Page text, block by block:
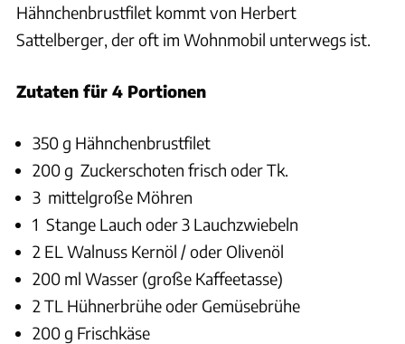
Hähnchenbrustfilet kommt von Herbert
Sattelberger, der oft im Wohnmobil unterwegs ist.
Zutaten für 4 Portionen
350 g Hähnchenbrustfilet
200 g Zuckerschoten frisch oder Tk.
3 mittelgroße Möhren
1 Stange Lauch oder 3 Lauchzwiebeln
2 EL Walnuss Kernöl / oder Olivenöl
200 ml Wasser (große Kaffeetasse)
2 TL Hühnerbrühe oder Gemüsebrühe
200 g Frischkäse